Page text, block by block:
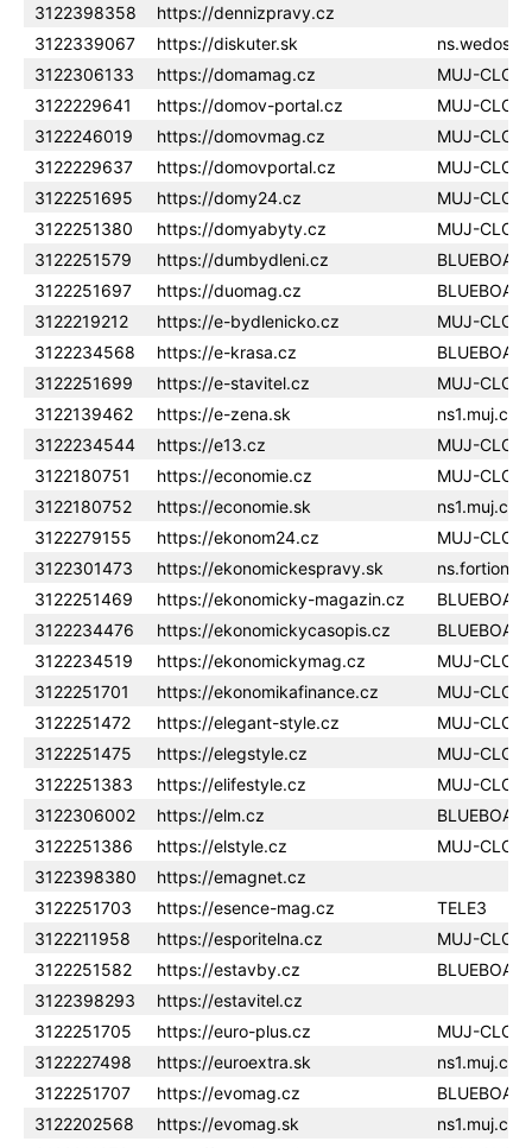
3122398358
https://dennizpravy.cz
3122339067
https://diskuter.sk
3122306133
https://domamag.cz
MUJ-
3122229641
https://domov-portal.cz
MUJ-
3122246019
https://domovmag.cz
MUJ-
3122229637
https://domovportal.cz
MUJ-
3122251695
https://domy24.cz
MUJ-
3122251380
https://domyabyty.cz
MUJ-
3122251579
https://dumbydleni.cz
3122251697
https://duomag.cz
3122219212
https://e-bydlenicko.cz
MUJ-
3122234568
https://e-krasa.cz
3122251699
https://e-stavitel.cz
MUJ-
3122139462
https://e-zena.sk
3122234544
https://e13.cz
MUJ-
3122180751
https://economie.cz
MUJ-
3122180752
https://economie.sk
3122279155
https://ekonom24.cz
MUJ-
3122301473
https://ekonomickespravy.sk
ns.fortion.cz
3122251469
https://ekonomicky-magazin.cz
3122234476
https://ekonomickycasopis.cz
3122234519
https://ekonomickymag.cz
MUJ-
3122251701
https://ekonomikafinance.cz
MUJ-
3122251472
https://elegant-style.cz
MUJ-
3122251475
https://elegstyle.cz
MUJ-
3122251383
https://elifestyle.cz
MUJ-
3122306002
https://elm.cz
3122251386
https://elstyle.cz
MUJ-
3122398380
https://emagnet.cz
3122251703
https://esence-mag.cz
TELE3
3122211958
https://esporitelna.cz
MUJ-
3122251582
https://estavby.cz
3122398293
https://estavitel.cz
3122251705
https://euro-plus.cz
MUJ-
3122227498
https://euroextra.sk
3122251707
https://evomag.cz
3122202568
https://evomag.sk